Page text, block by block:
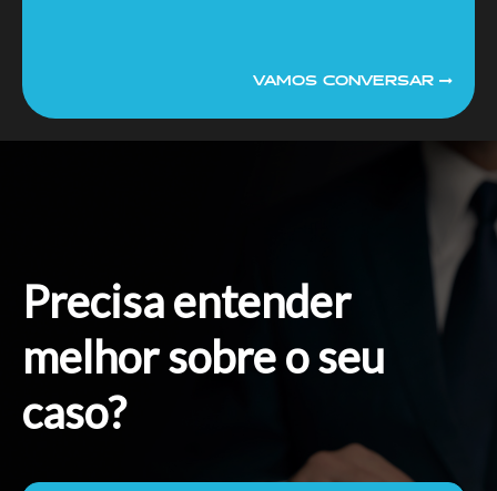
VAMOS CONVERSAR
Precisa entender
melhor sobre o seu
caso?